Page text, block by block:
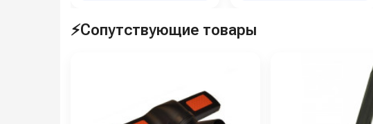
⚡Сопутствующие товары